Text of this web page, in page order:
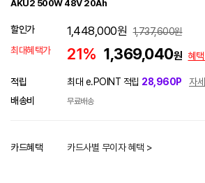
AKU2 500W 48V 20Ah
할인가 1,448,000원 1,737,600원
최대혜택가
21% 1,369,040원 혜
적립 최대 e.POINT 적립 28,960P
자
배송비
무료배송
카드혜택 카드사별 무이자 혜택 >